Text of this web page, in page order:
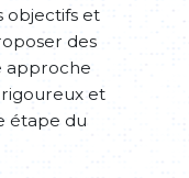
objectifs et
des
approche
et
étape du